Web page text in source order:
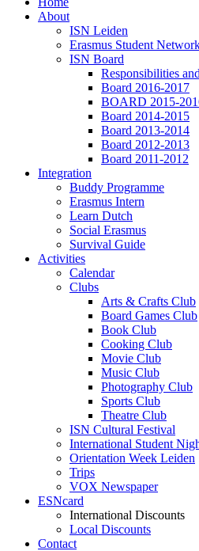
About
ISN Leiden
Erasmus Student
ISN Board
Responsibilities
Board 2016-2017
BOARD 2015-
Board 2014-2015
Board 2013-2014
Board 2012-2013
Board 2011-2012
Integration
Buddy Programme
Erasmus Intern
Learn Dutch
Social Erasmus
Survival Guide
Activities
Calendar
Clubs
Arts & Crafts Club
Board Games Club
Book Club
Cooking Club
Movie Club
Music Club
Photography Club
Sports Club
Theatre Club
ISN Cultural Festival
International Student
Orientation Week Leiden
Trips
VOX Newspaper
ESNcard
International Discounts
Local Discounts
Contact